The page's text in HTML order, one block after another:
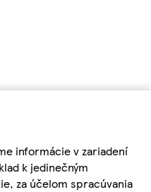
informácie v zariadení
k jedinečným
za účelom spracúvania